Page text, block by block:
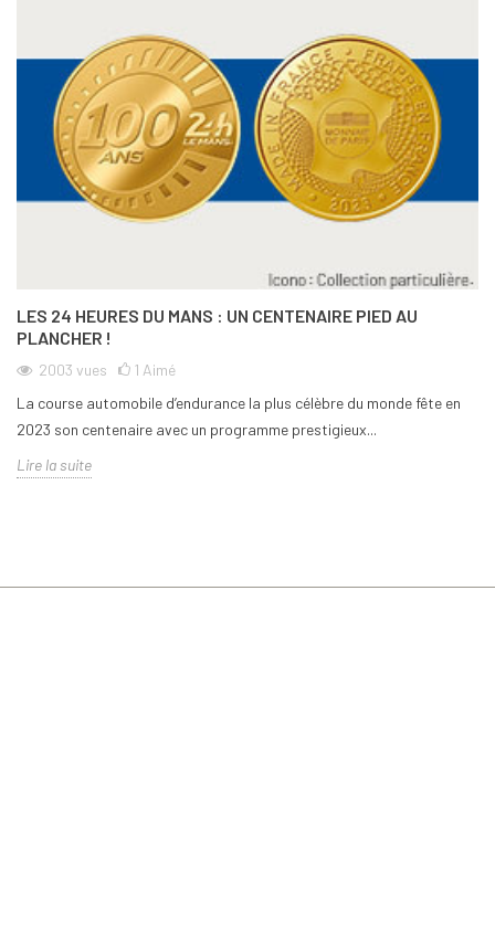
LES 24 HEURES DU MANS : UN CENTENAIRE PIED AU
PLANCHER !
2003 vues 1 Aimé
La course automobile d’endurance la plus célèbre du monde fête en
2023 son centenaire avec un programme prestigieux...
Lire la suite